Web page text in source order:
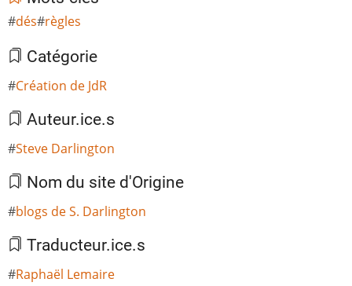
dés règles
Catégorie
Création de JdR
Auteur.ice.s
Steve Darlington
Nom du site d'Origine
blogs de S. Darlington
Traducteur.ice.s
Raphaël Lemaire